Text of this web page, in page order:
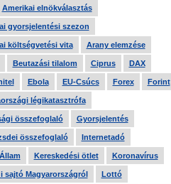
Amerikai elnökválasztás
gyorsjelentési szezon
költségvetési vita Arany elemzése
Beutazási tilalom Ciprus DAX
Ebola EU-Csúcs Forex Forint
légikatasztrófa
összefoglaló Gyorsjelentés
összefoglaló Internetadó
Kereskedési ötlet Koronavírus
sajtó Magyarországról Lottó